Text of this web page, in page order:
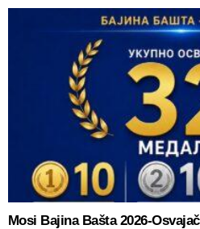
Mosi Bajina Bašta 2026-